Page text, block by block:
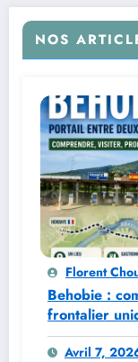
NOS
Florent
Behobie :
frontalier
l’Espagne
Avril 7,